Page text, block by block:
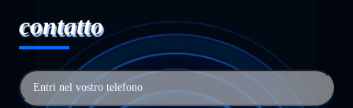
contatto